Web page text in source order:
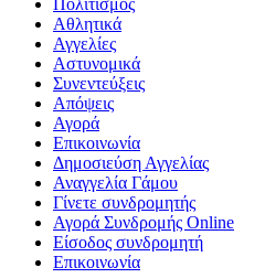
Αθλητικά
Αγγελίες
Αστυνομικά
Συνεντεύξεις
Απόψεις
Αγορά
Επικοινωνία
Δημοσιεύση Αγγελίας
Αναγγελία Γάμου
Γίνετε συνδρομητής
Αγορά Συνδρομής Online
Είσοδος συνδρομητή
Επικοινωνία